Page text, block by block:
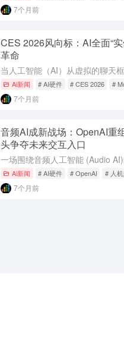
7个月前
CES 2026风向标：AI全面“
革命
Ai新闻 # AI硬件 # CES 2026 #
7个月前
音频AI成新战场：OpenAI重
头争夺未来交互入口
Ai新闻 # AI硬件 # OpenAI # 人
7个月前